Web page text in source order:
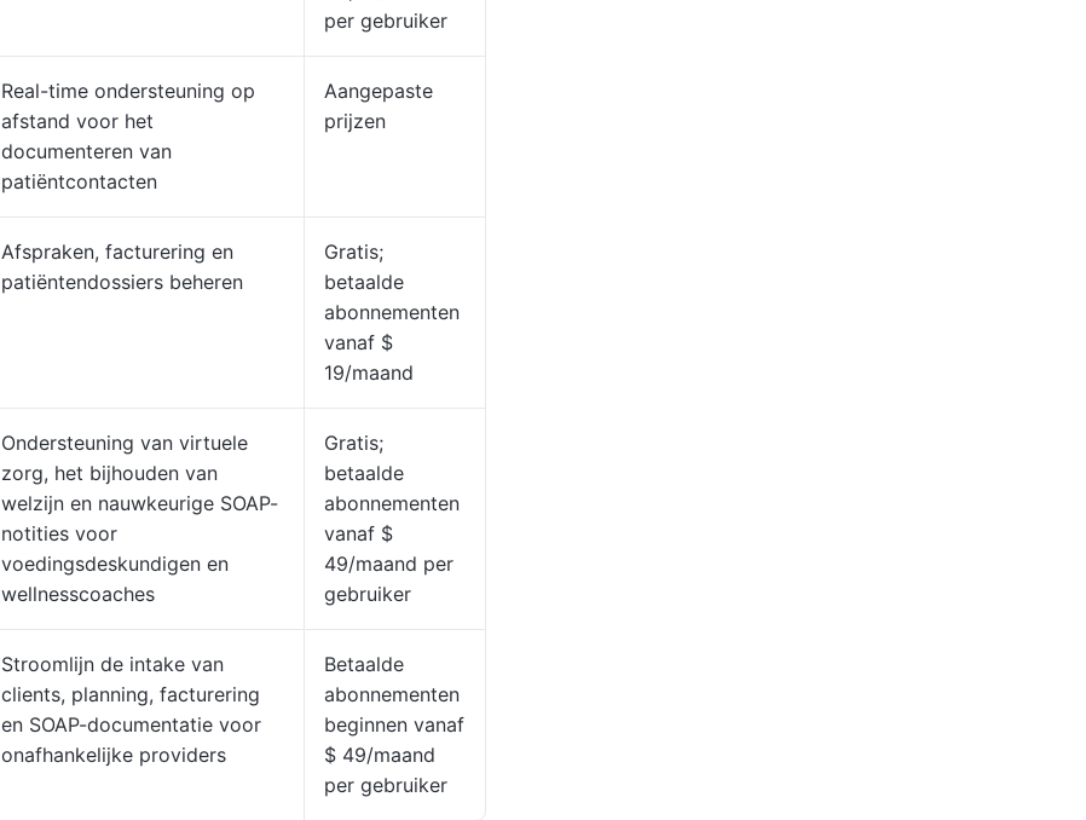
per gebruiker
Real-time ondersteuning op
afstand voor het
documenteren van
patiëntcontacten
Aangepaste
prijzen
Afspraken, facturering en
patiëntendossiers beheren
Gratis;
betaalde
abonnementen
vanaf $
19/maand
Ondersteuning van virtuele
zorg, het bijhouden van
welzijn en nauwkeurige SOAP-
notities voor
voedingsdeskundigen en
wellnesscoaches
Gratis;
betaalde
abonnementen
vanaf $
49/maand per
gebruiker
Stroomlijn de intake van
clients, planning, facturering
en SOAP-documentatie voor
onafhankelijke providers
Betaalde
abonnementen
beginnen vanaf
$ 49/maand
per gebruiker